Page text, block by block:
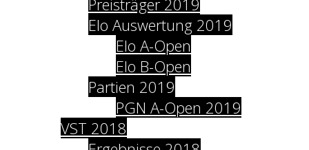
Elo Auswertung 2019
Elo A-Open
Elo B-Open
Partien 2019
PGN A-Open 2019
VST 2018